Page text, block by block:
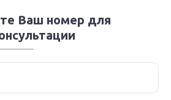
Ваш номер для